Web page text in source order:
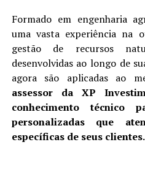
Formado em engenharia
uma vasta experiência na
gestão de recursos
desenvolvidas ao longo de
agora são aplicadas ao
assessor da XP
conhecimento técnico
personalizadas que
específicas de seus clientes.